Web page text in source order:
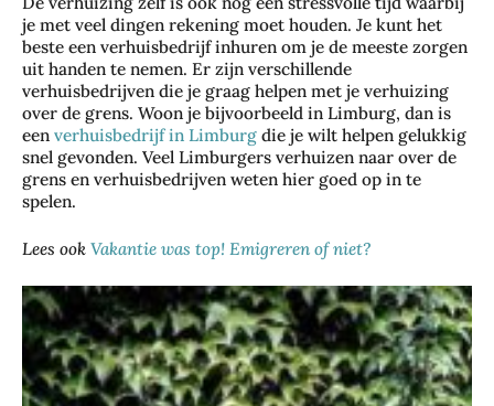
je met veel dingen rekening moet houden. Je kunt het
beste een verhuisbedrijf inhuren om je de meeste zorgen
uit handen te nemen. Er zijn verschillende
verhuisbedrijven die je graag helpen met je verhuizing
over de grens. Woon je bijvoorbeeld in Limburg, dan is
een verhuisbedrijf in Limburg die je wilt helpen gelukkig
snel gevonden. Veel Limburgers verhuizen naar over de
grens en verhuisbedrijven weten hier goed op in te
spelen.
Lees ook Vakantie was top! Emigreren of niet?